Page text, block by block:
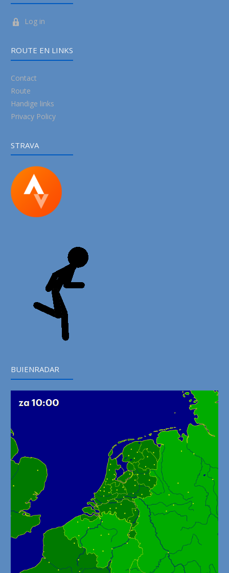
Log in
ROUTE EN LINKS
Contact
Route
Handige links
Privacy Policy
STRAVA
BUIENRADAR